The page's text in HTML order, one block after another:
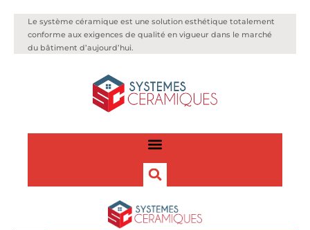
Le système céramique est une solution esthétique totalement
conforme aux exigences de qualité en vigueur dans le marché
du bâtiment d’aujourd’hui.